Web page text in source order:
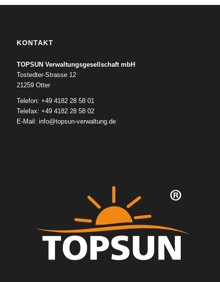
KONTAKT
TOPSUN Verwaltungsgesellschaft mbH
Tostedter-Strasse 12
21259 Otter
Telefon: +49 4182 28 58 01
Telefax: +49 4182 28 58 02
E-Mail: info@topsun-verwaltung.de